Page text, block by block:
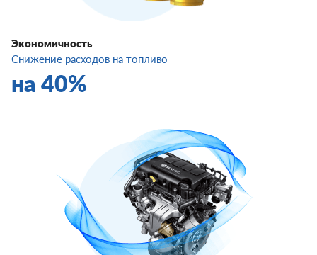
Экономичность
Снижение расходов на топливо
на 40%